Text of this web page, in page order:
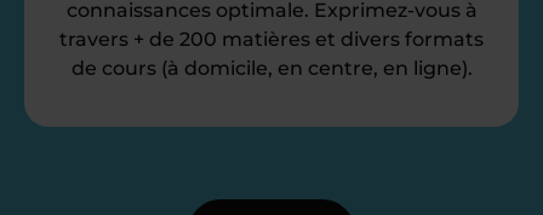
connaissances optimale. Exprimez-vous à
travers + de 200 matières et divers formats
de cours (à domicile, en centre, en ligne).